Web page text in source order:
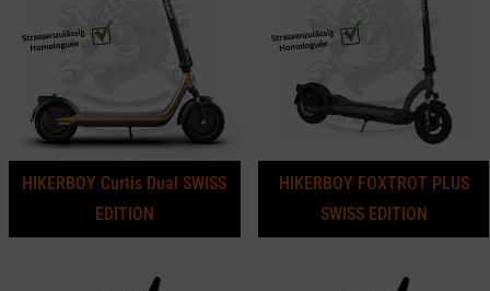
HIKERBOY Curtis Dual SWISS
EDITION
HIKERBOY FOXTROT PLUS
SWISS EDITION